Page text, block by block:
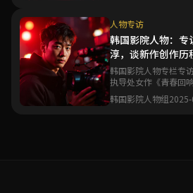
人物专访
韩国影院人物：专
淳，谈新作创作历
韩国影院人物专栏专
执导处女作《青春回
的理解。
韩国影院人物组